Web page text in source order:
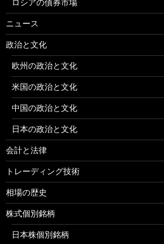
ロシアの債券市場
ニュース
政治と文化
欧州の政治と文化
米国の政治と文化
中国の政治と文化
日本の政治と文化
会計と法律
トレーディング技術
相場の歴史
株式個別銘柄
日本株個別銘柄